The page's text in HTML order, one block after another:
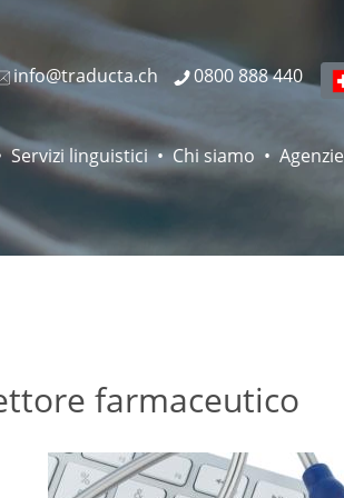
info@traducta.ch 0800 888 440
Servizi linguistici Chi siamo Agenzie
farmaceutico